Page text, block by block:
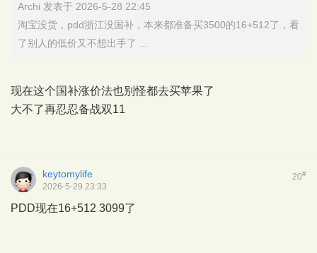
Archi 发表于 2026-5-28 22:45
淘宝没货，pdd浙江没国补，本来都准备买3500的16+512了，看
了别人的低价又不想出手了 ...
现在这个国补涨价法也别怪都去买苹果了
大不了再忍忍备战双11
20#
keytomylife
2026-5-29 23:33
PDD现在16+512 3099了